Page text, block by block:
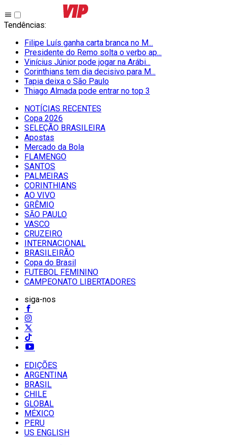
Tendências:
Filipe Luís ganha carta branca no M...
Presidente do Remo solta o verbo ap...
Vinícius Júnior pode jogar na Arábi...
Corinthians tem dia decisivo para M...
Tapia deixa o São Paulo
Thiago Almada pode entrar no top 3
NOTÍCIAS RECENTES
Copa 2026
SELEÇÃO BRASILEIRA
Apostas
Mercado da Bola
FLAMENGO
SANTOS
PALMEIRAS
CORINTHIANS
AO VIVO
GRÊMIO
SĀO PAULO
VASCO
CRUZEIRO
INTERNACIONAL
BRASILEIRÃO
Copa do Brasil
FUTEBOL FEMININO
CAMPEONATO LIBERTADORES
siga-nos
EDIÇÕES
ARGENTINA
BRASIL
CHILE
GLOBAL
MÉXICO
PERU
US ENGLISH